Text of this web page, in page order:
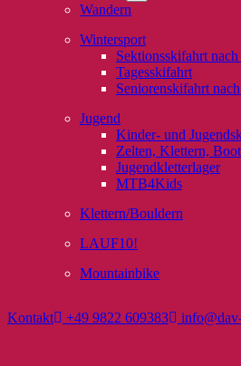
Wandern
Wintersport
Sektionsskifahrt
Tagesskifahrt
Seniorenskifahrt
Jugend
Kinder- und
Zelten, Klettern,
Jugendkletterlager
MTB4Kids
Klettern/Bouldern
LAUF10!
Mountainbike
Kontakt +49 9822 609383